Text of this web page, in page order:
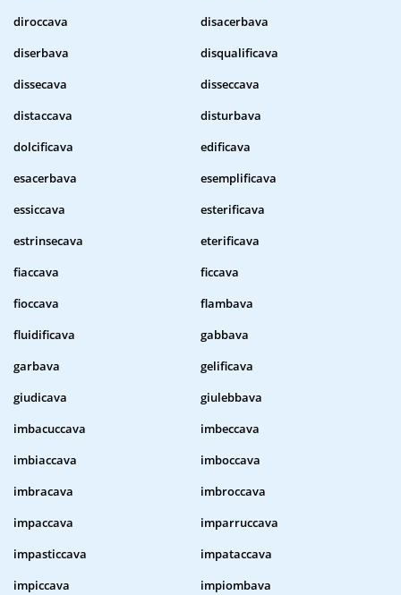
diroccava
disacerbava
diserbava
disqualificava
dissecava
disseccava
distaccava
disturbava
dolcificava
edificava
esacerbava
esemplificava
essiccava
esterificava
estrinsecava
eterificava
fiaccava
ficcava
fioccava
flambava
fluidificava
gabbava
garbava
gelificava
giudicava
giulebbava
imbacuccava
imbeccava
imbiaccava
imboccava
imbracava
imbroccava
impaccava
imparruccava
impasticcava
impataccava
impiccava
impiombava